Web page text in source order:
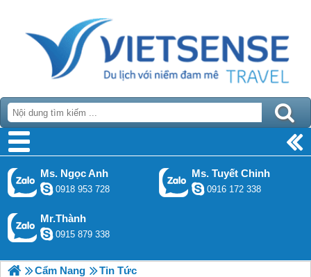
Ms. Ngọc Anh
0918 953 728
Ms. Tuyết Chinh
0916 172 338
Mr.Thành
0915 879 338
Cẩm Nang
Tin Tức